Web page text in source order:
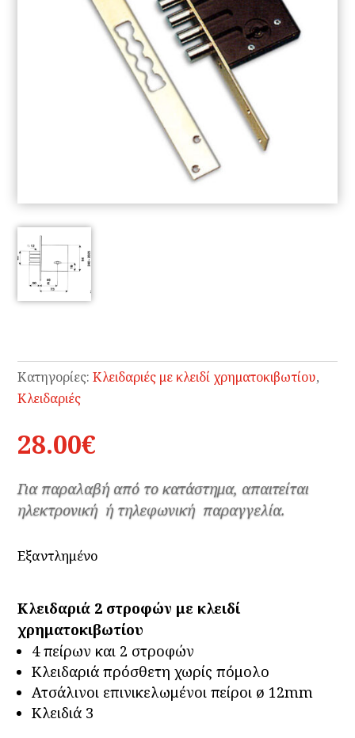
Κατηγορίες:Κλειδαριές με κλειδί χρηματοκιβωτίου,
Κλειδαριές
28.00€
Για παραλαβή από το κατάστημα, απαιτείται
ηλεκτρονική ή τηλεφωνική παραγγελία.
Εξαντλημένο
Κλειδαριά 2 στροφών με κλειδί
χρηματοκιβωτίου
4 πείρων και 2 στροφών
Κλειδαριά πρόσθετη χωρίς πόμολο
Ατσάλινοι επινικελωμένοι πείροι ø 12mm
Κλειδιά 3